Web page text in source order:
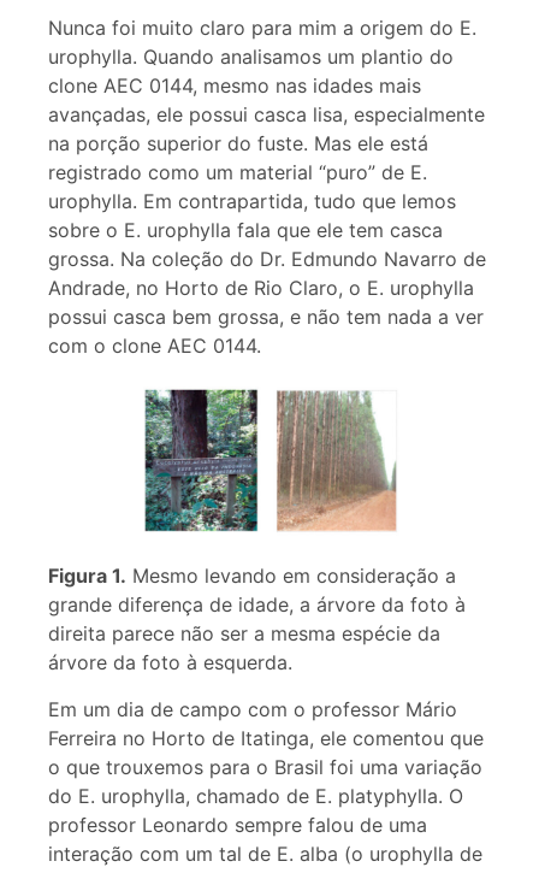
Nunca foi muito claro para mim a origem do E.
urophylla. Quando analisamos um plantio do
clone AEC 0144, mesmo nas idades mais
avançadas, ele possui casca lisa, especialmente
na porção superior do fuste. Mas ele está
registrado como um material “puro” de E.
urophylla. Em contrapartida, tudo que lemos
sobre o E. urophylla fala que ele tem casca
grossa. Na coleção do Dr. Edmundo Navarro de
Andrade, no Horto de Rio Claro, o E. urophylla
possui casca bem grossa, e não tem nada a ver
com o clone AEC 0144.
Figura 1. Mesmo levando em consideração a
grande diferença de idade, a árvore da foto à
direita parece não ser a mesma espécie da
árvore da foto à esquerda.
Em um dia de campo com o professor Mário
Ferreira no Horto de Itatinga, ele comentou que
o que trouxemos para o Brasil foi uma variação
do E. urophylla, chamado de E. platyphylla. O
professor Leonardo sempre falou de uma
interação com um tal de E. alba (o urophylla de